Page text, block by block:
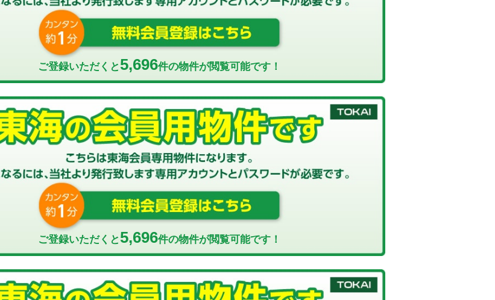
ご登録いただくと 5,696件の物件が閲覧可能です！
ご登録いただくと 5,696件の物件が閲覧可能です！